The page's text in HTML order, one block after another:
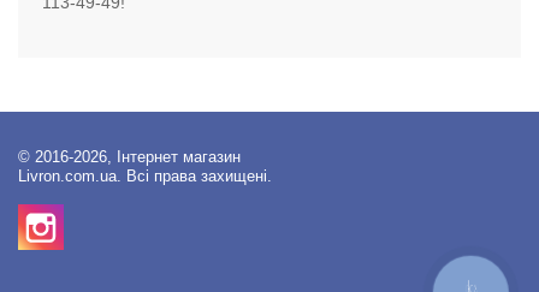
© 2016-2026, Інтернет магазин
Livron.com.ua. Всі права захищені.